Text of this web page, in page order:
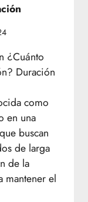
¿Cuánto
Duración
como
en una
buscan
de larga
de la
mantener el